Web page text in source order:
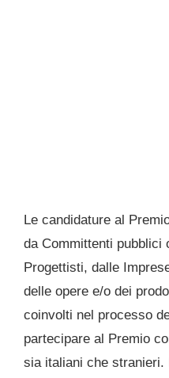
Le candidature al
da Committenti pubblici
Progettisti, dalle
delle opere e/o dei
coinvolti nel processo
partecipare al Premio
sia italiani che stranieri.